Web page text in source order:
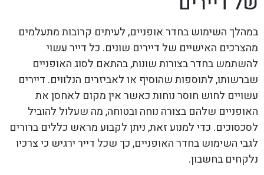
במהלך השימוש בחדר אופניים, לעיתים קרובות מתעלמים
מהצרכים האישיים של דיירים שונים. כל דייר עשוי
להשתמש בחדר בצורות שונות, בהתאם לסוג האופניים
שברשותו, לתוספות שהוסיף או לאביזרים הנלווים. דיירים
עשויים לחוש חוסר נוחות כאשר אין מקום לאחסן את
האופניים שלהם בצורה נוחה ובטוחה, מה שעלול להוביל
לסכסוכים. כדי למנוע זאת, ניתן לקבוע מראש כללים ברורים
לגבי השימוש בחדר האופניים, כך שכל דייר ירגיש כי צרכיו
נלקחים בחשבון.